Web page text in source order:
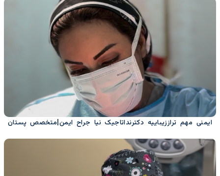
ایمنی مهم تراززیباییه دکترنداتاجیک نیا جراح ایمن|متخصص پستان